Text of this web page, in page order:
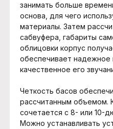
занимать больше
основа, для чего
материалы. Затем
сабвуфера, габариты
облицовки корпус
обеспечивает надежное
качественное его
Четкость басов
рассчитанным объемом.
сочетается с 8- или 10-
Можно устанавливать